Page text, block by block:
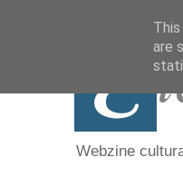
Webzine
are